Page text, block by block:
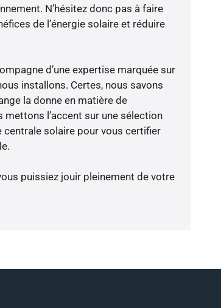
N’hésitez donc pas à faire
de l’énergie solaire et réduire
d’une expertise marquée sur
installons. Certes, nous savons
la donne en matière de
mettons l’accent sur une sélection
solaire pour vous certifier
puissiez jouir pleinement de votre